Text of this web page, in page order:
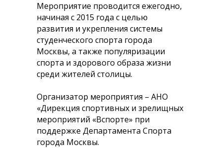
Мероприятие проводится ежегодно,
начиная с 2015 года с целью
развития и укрепления системы
студенческого спорта города
Москвы, а также популяризации
спорта и здорового образа жизни
среди жителей столицы.
Организатор мероприятия – АНО
«Дирекция спортивных и зрелищных
мероприятий «Вспорте» при
поддержке Департамента Спорта
города Москвы.